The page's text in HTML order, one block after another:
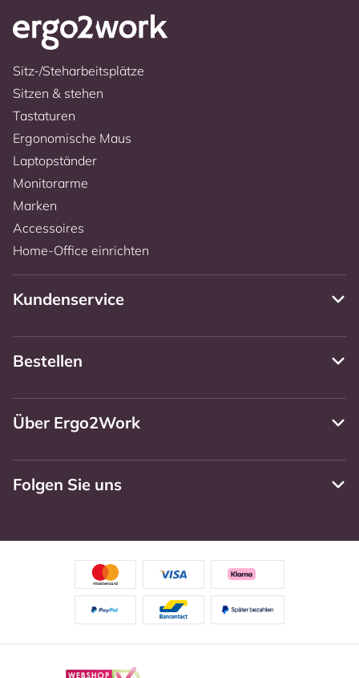
Sitz-/Steharbeitsplätze
Sitzen & stehen
Tastaturen
Ergonomische Maus
Laptopständer
Monitorarme
Marken
Accessoires
Home-Office einrichten
Kundenservice
Bestellen
Über Ergo2Work
Folgen Sie uns